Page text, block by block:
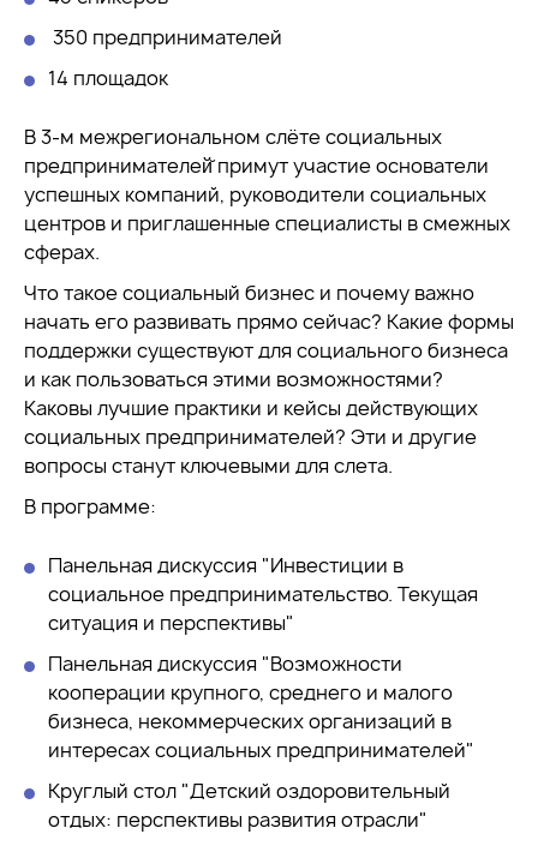
350 предпринимателей
14 площадок
В 3-м межрегиональном слёте социальных
предпринимателей̆ примут участие основатели
успешных компаний, руководители социальных
центров и приглашенные специалисты в смежных
сферах.
Что такое социальный бизнес и почему важно
начать его развивать прямо сейчас? Какие формы
поддержки существуют для социального бизнеса
и как пользоваться этими возможностями?
Каковы лучшие практики и кейсы действующих
социальных предпринимателей? Эти и другие
вопросы станут ключевыми для слета.
В программе:
Панельная дискуссия "Инвестиции в
социальное предпринимательство. Текущая
ситуация и перспективы"
Панельная дискуссия "Возможности
кооперации крупного, среднего и малого
бизнеса, некоммерческих организаций в
интересах социальных предпринимателей"
Круглый стол "Детский оздоровительный
отдых: перспективы развития отрасли"